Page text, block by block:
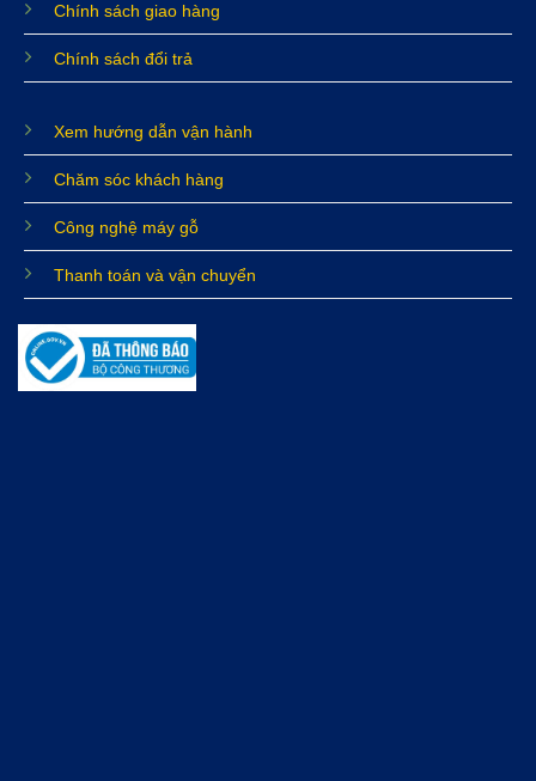
Chính sách giao hàng
Chính sách đổi trả
Xem hướng dẫn vận hành
Chăm sóc khách hàng
Công nghệ máy gỗ
Thanh toán và vận chuyển